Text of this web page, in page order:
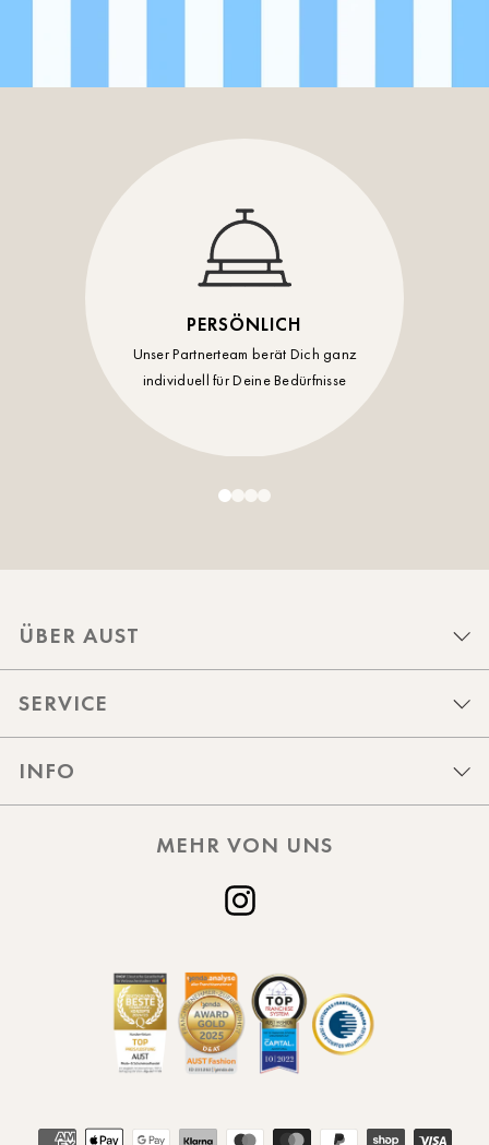
PERSÖNLICH
Unser Partnerteam berät Dich ganz
individuell für Deine Bedürfnisse
ÜBER AUST
SERVICE
INFO
MEHR VON UNS